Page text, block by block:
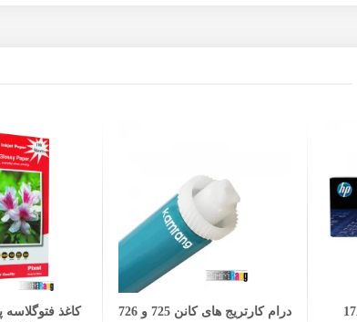
افزودن به سبد خرید
درام کارتریج های کانن 725 و 726